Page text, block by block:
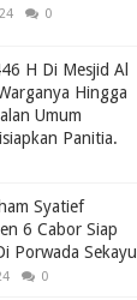
0
H Di Mesjid Al
Hingga
Umum
Panitia.
Syatief
6 Cabor Siap
Porwada Sekayu
0